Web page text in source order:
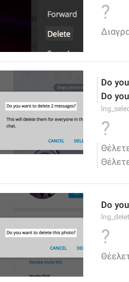
?
Do
Do
?
Do
?